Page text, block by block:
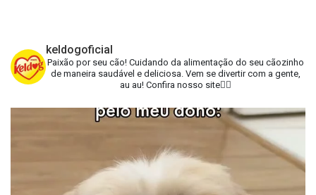
keldogoficial
Paixão por seu cão! Cuidando da alimentação do seu cãozinho
de maneira saudável e deliciosa. Vem se divertir com a gente,
au au! Confira nosso site👇🏻